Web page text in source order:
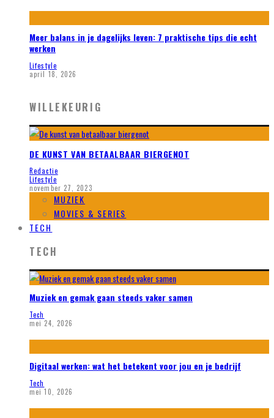
Meer balans in je dagelijks leven: 7 praktische tips die echt
werken
Lifestyle
april 18, 2026
WILLEKEURIG
DE KUNST VAN BETAALBAAR BIERGENOT
Redactie
Lifestyle
november 27, 2023
MUZIEK
MOVIES & SERIES
TECH
TECH
Muziek en gemak gaan steeds vaker samen
Tech
mei 24, 2026
Digitaal werken: wat het betekent voor jou en je bedrijf
Tech
mei 10, 2026